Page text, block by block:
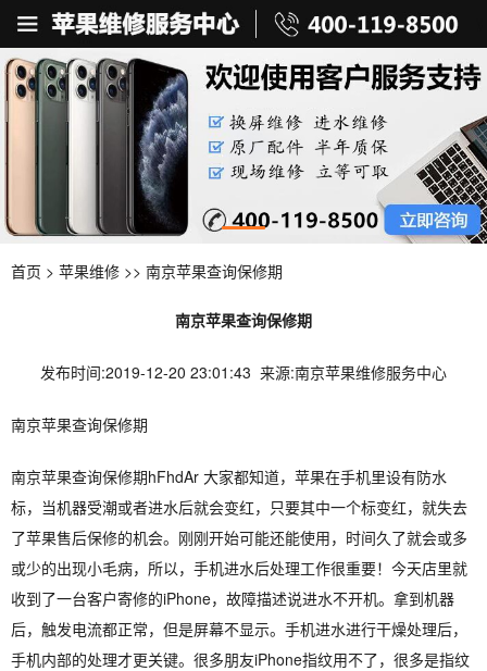
首页 > 苹果维修 >> 南京苹果查询保修期
南京苹果查询保修期
发布时间:2019-12-20 23:01:43 来源:南京苹果维修服务中心
南京苹果查询保修期
南京苹果查询保修期hFhdAr 大家都知道，苹果在手机里设有防水
标，当机器受潮或者进水后就会变红，只要其中一个标变红，就失去
了苹果售后保修的机会。刚刚开始可能还能使用，时间久了就会或多
或少的出现小毛病，所以，手机进水后处理工作很重要！今天店里就
收到了一台客户寄修的iPhone，故障描述说进水不开机。拿到机器
后，触发电流都正常，但是屏幕不显示。手机进水进行干燥处理后，
手机内部的处理才更关键。很多朋友iPhone指纹用不了，很多是指纹